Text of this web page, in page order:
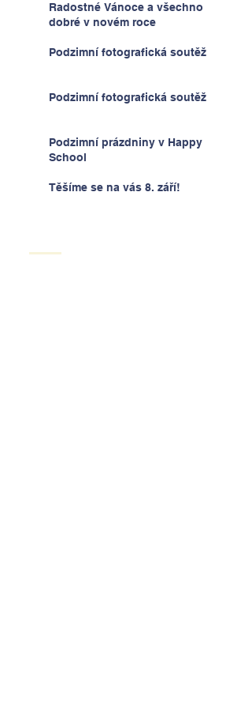
Radostné Vánoce a všechno
dobré v novém roce
Podzimní fotografická soutěž
Podzimní fotografická soutěž
Podzimní prázdniny v Happy
School
Těšíme se na vás 8. září!